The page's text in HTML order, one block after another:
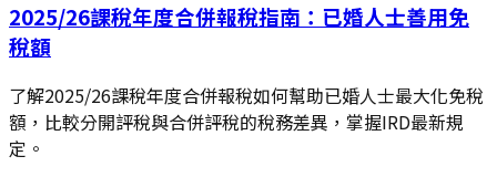
2025/26課稅年度合併報稅指南：已婚人士善用免
稅額
了解2025/26課稅年度合併報稅如何幫助已婚人士最大化免稅
額，比較分開評稅與合併評稅的稅務差異，掌握IRD最新規
定。